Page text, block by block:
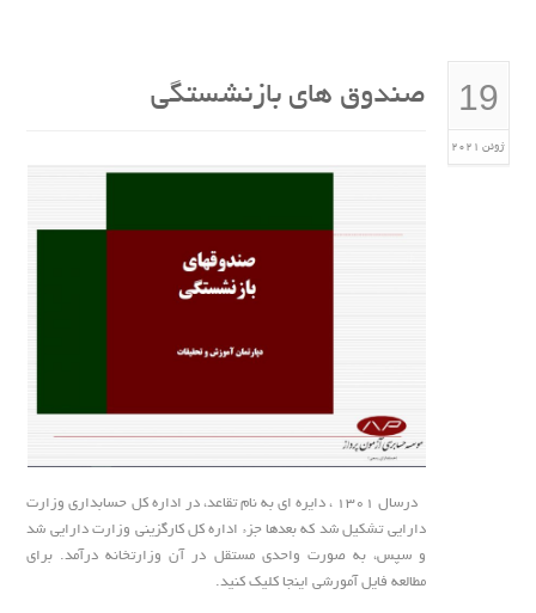
19
ژوئن 2021
صندوق های بازنشستگی
درسال 1301 ، دایره ای به نام تقاعد، در اداره کل حسابداری وزارت
دارایی تشکیل شد که بعدها جزء اداره کل کارگزینی وزارت دارایی شد
و سپس، به صورت واحدی مستقل در آن وزارتخانه درآمد. برای
مطالعه فایل آمورشی اینجا کلیک کنید.